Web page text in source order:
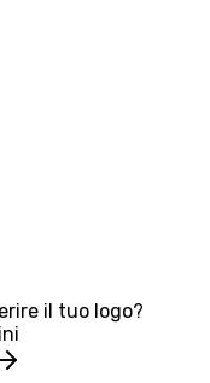
il tuo logo?